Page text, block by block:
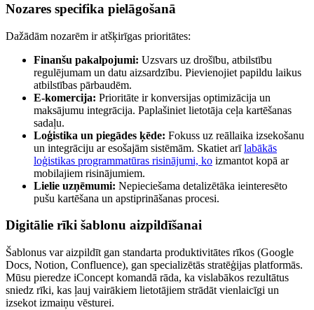
Nozares specifika pielāgošanā
Dažādām nozarēm ir atšķirīgas prioritātes:
Finanšu pakalpojumi: Uzsvars uz drošību, atbilstību
regulējumam un datu aizsardzību. Pievienojiet papildu laikus
atbilstības pārbaudēm.
E-komercija: Prioritāte ir konversijas optimizācija un
maksājumu integrācija. Paplašiniet lietotāja ceļa kartēšanas
sadaļu.
Loģistika un piegādes ķēde: Fokuss uz reāllaika izsekošanu
un integrāciju ar esošajām sistēmām. Skatiet arīlabākās
loģistikas programmatūras risinājumi, ko izmantot kopā ar
mobilajiem risinājumiem.
Lielie uzņēmumi: Nepieciešama detalizētāka ieinteresēto
pušu kartēšana un apstiprināšanas procesi.
Digitālie rīki šablonu aizpildīšanai
Šablonus var aizpildīt gan standarta produktivitātes rīkos (Google
Docs, Notion, Confluence), gan specializētās stratēģijas platformās.
Mūsu pieredze iConcept komandā rāda, ka vislabākos rezultātus
sniedz rīki, kas ļauj vairākiem lietotājiem strādāt vienlaicīgi un
izsekot izmaiņu vēsturei.